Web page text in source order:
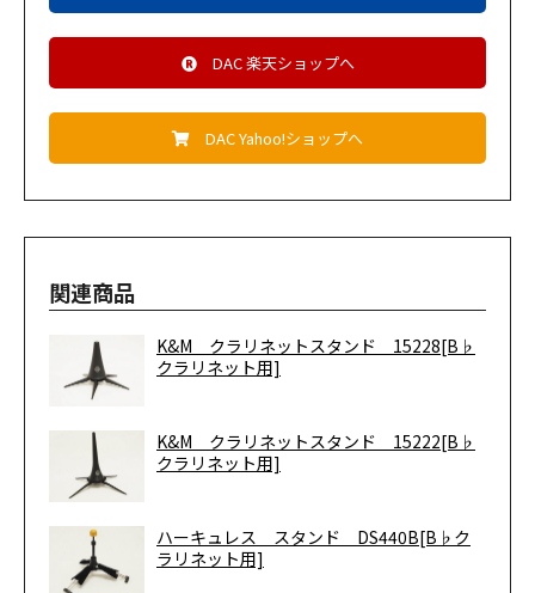
DAC 楽天ショップへ
DAC Yahoo!ショップへ
関連商品
K&M クラリネットスタンド 15228[B♭
クラリネット用]
K&M クラリネットスタンド 15222[B♭
クラリネット用]
ハーキュレス スタンド DS440B[B♭ク
ラリネット用]